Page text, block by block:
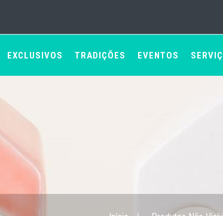
EXCLUSIVOS TRADIÇÕES EVENTOS